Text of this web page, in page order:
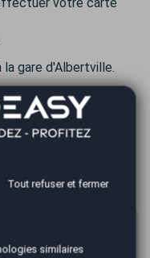
votre carte
la gare d'Albertville.
Tout refuser et fermer
similaires